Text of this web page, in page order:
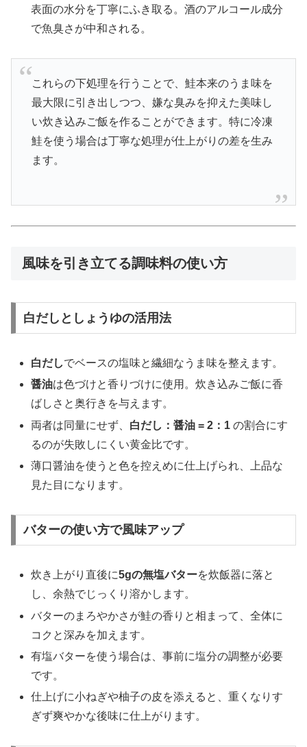
表面の水分を丁寧にふき取る。酒のアルコール成分
で魚臭さが中和される。
これらの下処理を行うことで、鮭本来のうま味を
最大限に引き出しつつ、嫌な臭みを抑えた美味し
い炊き込みご飯を作ることができます。特に冷凍
鮭を使う場合は丁寧な処理が仕上がりの差を生み
ます。
風味を引き立てる調味料の使い方
白だしとしょうゆの活用法
白だしでベースの塩味と繊細なうま味を整えます。
醤油は色づけと香りづけに使用。炊き込みご飯に香
ばしさと奥行きを与えます。
両者は同量にせず、 白だし：醤油 = 2：1 の割合にす
るのが失敗しにくい黄金比です。
薄口醤油を使うと色を控えめに仕上げられ、上品な
見た目になります。
バターの使い方で風味アップ
炊き上がり直後に5gの無塩バターを炊飯器に落と
し、余熱でじっくり溶かします。
バターのまろやかさが鮭の香りと相まって、全体に
コクと深みを加えます。
有塩バターを使う場合は、事前に塩分の調整が必要
です。
仕上げに小ねぎや柚子の皮を添えると、重くなりす
ぎず爽やかな後味に仕上がります。